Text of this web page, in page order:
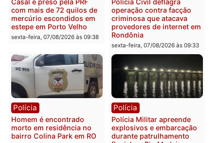
sexta-feira, 07/08/2026 às 18:49
Polícia
2 MILHÕES – Unnesa
apresenta documentos
que comprovam
transparência e legalidade
na operação alvo da PF
sexta-feira, 07/08/2026 às 12:24
Polícia
Polícia Federal apreende
400 quilos de drogas e
prende motorista em RO
sexta-feira, 07/08/2026 às